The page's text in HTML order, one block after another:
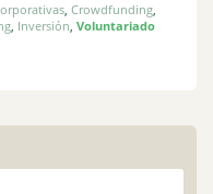
, Crowdfunding,
, Inversión, Voluntariado